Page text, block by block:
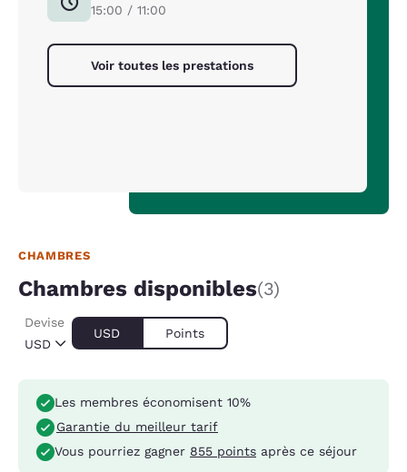
15:00 / 11:00
Voir toutes les prestations
CHAMBRES
Chambres disponibles(3)
USD
Devise
USD Points
Les membres économisent 10%
Garantie du meilleur tarif
Vous pourriez gagner 855 points après ce séjour